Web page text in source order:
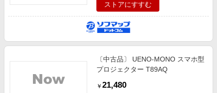
ストアにすすむ
〔中古品〕 UENO-MONO スマホ型
プロジェクター T89AQ
￥ 21,480